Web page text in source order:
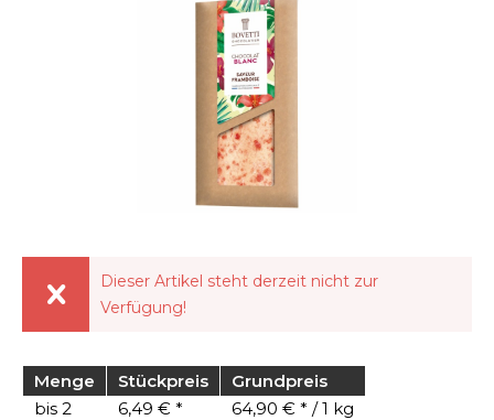
Dieser Artikel steht derzeit nicht zur
Verfügung!
Menge Stückpreis
Grundpreis
bis 2 6,49 € *
64,90 € * / 1 kg